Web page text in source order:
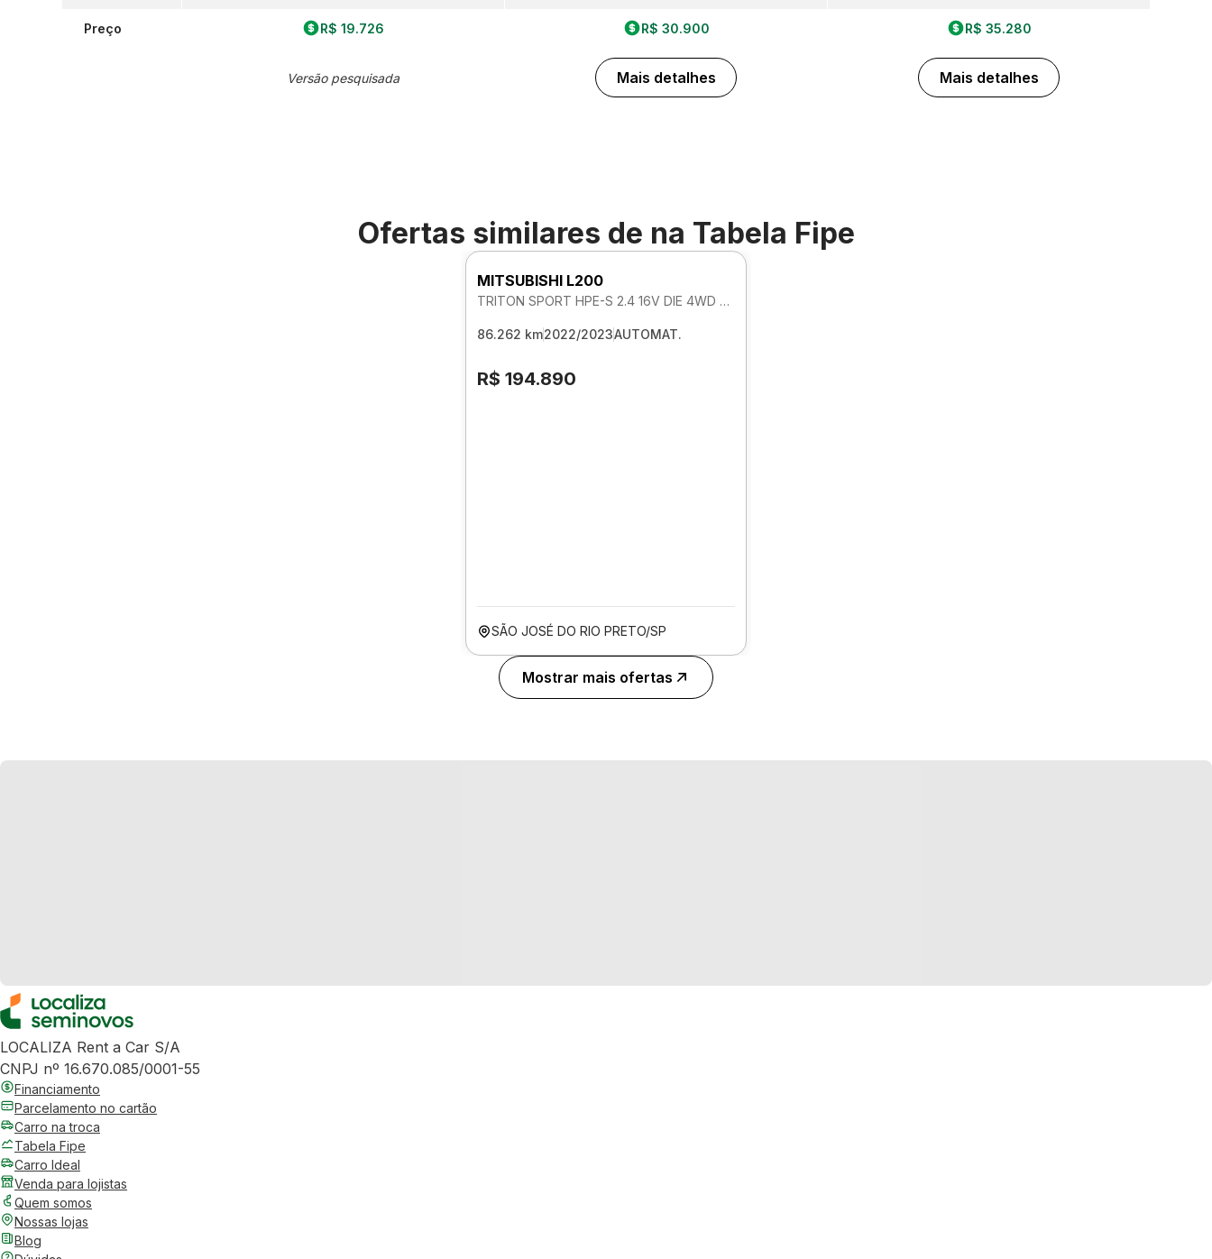
Preço R$ 19.726
Versão pesquisada
R$ 30.900
Mais detalhes
R$ 35.280
Mais detalhes
Ofertas similares de na Tabela Fipe
MITSUBISHI L200
TRITON SPORT HPE-S 2.4 16V DIE 4WD AUTOMATICO
86.262 km2022/2023AUTOMAT.
R$ 194.890
SÃO JOSÉ DO RIO PRETO/SP
Mostrar mais ofertas
LOCALIZA Rent a Car S/A
CNPJ nº 16.670.085/0001-55
Financiamento
Parcelamento no cartão
Carro na troca
Tabela Fipe
Carro Ideal
Venda para lojistas
Quem somos
Nossas lojas
Blog